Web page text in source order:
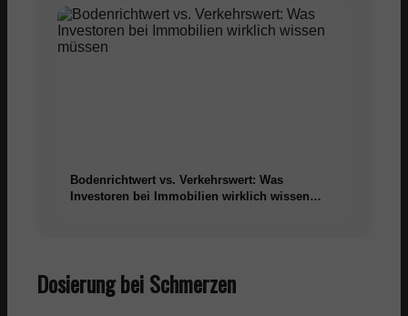
Bodenrichtwert vs. Verkehrswert: Was
Investoren bei Immobilien wirklich wissen
Dosierung bei Schmerzen